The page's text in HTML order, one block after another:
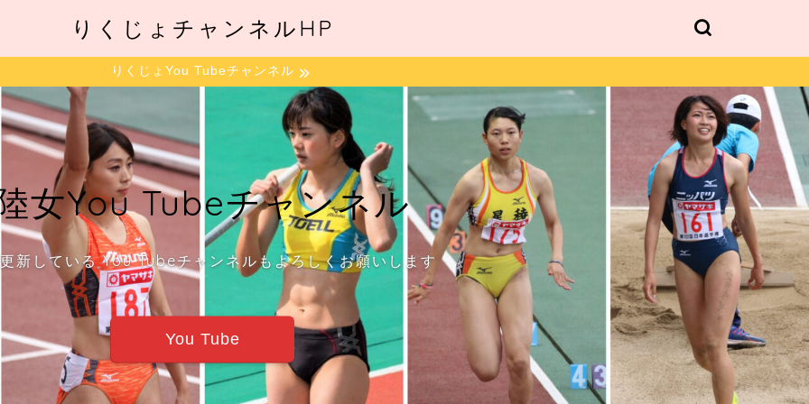
りくじょチャンネルHP
りくじょYou Tubeチャンネル
女You Tubeチャンネル
新している You Tubeチャンネルもよろしくお願いします
You Tube